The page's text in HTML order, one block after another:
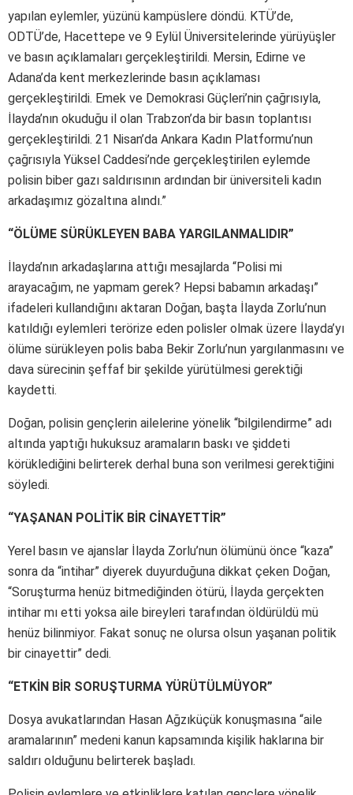
yapılan eylemler, yüzünü kampüslere döndü. KTÜ’de,
ODTÜ’de, Hacettepe ve 9 Eylül Üniversitelerinde yürüyüşler
ve basın açıklamaları gerçekleştirildi. Mersin, Edirne ve
Adana’da kent merkezlerinde basın açıklaması
gerçekleştirildi. Emek ve Demokrasi Güçleri’nin çağrısıyla,
İlayda’nın okuduğu il olan Trabzon’da bir basın toplantısı
gerçekleştirildi. 21 Nisan’da Ankara Kadın Platformu’nun
çağrısıyla Yüksel Caddesi’nde gerçekleştirilen eylemde
polisin biber gazı saldırısının ardından bir üniversiteli kadın
arkadaşımız gözaltına alındı.”
“ÖLÜME SÜRÜKLEYEN BABA YARGILANMALIDIR”
İlayda’nın arkadaşlarına attığı mesajlarda “Polisi mi
arayacağım, ne yapmam gerek? Hepsi babamın arkadaşı”
ifadeleri kullandığını aktaran Doğan, başta İlayda Zorlu’nun
katıldığı eylemleri terörize eden polisler olmak üzere İlayda’yı
ölüme sürükleyen polis baba Bekir Zorlu’nun yargılanmasını ve
dava sürecinin şeffaf bir şekilde yürütülmesi gerektiği
kaydetti.
Doğan, polisin gençlerin ailelerine yönelik “bilgilendirme” adı
altında yaptığı hukuksuz aramaların baskı ve şiddeti
körüklediğini belirterek derhal buna son verilmesi gerektiğini
söyledi.
“YAŞANAN POLİTİK BİR CİNAYETTİR”
Yerel basın ve ajanslar İlayda Zorlu’nun ölümünü önce “kaza”
sonra da “intihar” diyerek duyurduğuna dikkat çeken Doğan,
“Soruşturma henüz bitmediğinden ötürü, İlayda gerçekten
intihar mı etti yoksa aile bireyleri tarafından öldürüldü mü
henüz bilinmiyor. Fakat sonuç ne olursa olsun yaşanan politik
bir cinayettir” dedi.
“ETKİN BİR SORUŞTURMA YÜRÜTÜLMÜYOR”
Dosya avukatlarından Hasan Ağzıküçük konuşmasına “aile
aramalarının” medeni kanun kapsamında kişilik haklarına bir
saldırı olduğunu belirterek başladı.